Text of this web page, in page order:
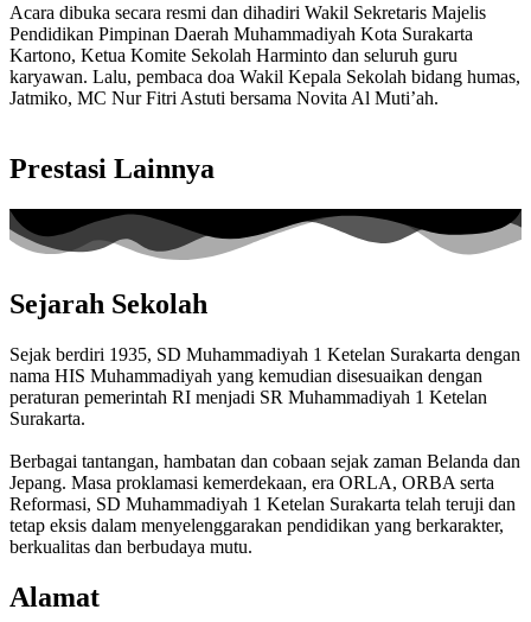
Acara dibuka secara resmi dan dihadiri Wakil Sekretaris Majelis
Pendidikan Pimpinan Daerah Muhammadiyah Kota Surakarta
Kartono, Ketua Komite Sekolah Harminto dan seluruh guru
karyawan. Lalu, pembaca doa Wakil Kepala Sekolah bidang humas,
Jatmiko, MC Nur Fitri Astuti bersama Novita Al Muti’ah.
Prestasi Lainnya
Sejarah Sekolah
Sejak berdiri 1935, SD Muhammadiyah 1 Ketelan Surakarta dengan
nama HIS Muhammadiyah yang kemudian disesuaikan dengan
peraturan pemerintah RI menjadi SR Muhammadiyah 1 Ketelan
Surakarta.
Berbagai tantangan, hambatan dan cobaan sejak zaman Belanda dan
Jepang. Masa proklamasi kemerdekaan, era ORLA, ORBA serta
Reformasi, SD Muhammadiyah 1 Ketelan Surakarta telah teruji dan
tetap eksis dalam menyelenggarakan pendidikan yang berkarakter,
berkualitas dan berbudaya mutu.
Alamat